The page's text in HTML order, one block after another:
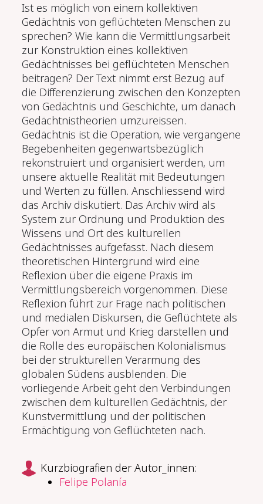
Ist es möglich von einem kollektiven
Gedächtnis von geflüchteten Menschen zu
sprechen? Wie kann die Vermittlungsarbeit
zur Konstruktion eines kollektiven
Gedächtnisses bei geflüchteten Menschen
beitragen? Der Text nimmt erst Bezug auf
die Differenzierung zwischen den Konzepten
von Gedächtnis und Geschichte, um danach
Gedächtnistheorien umzureissen.
Gedächtnis ist die Operation, wie vergangene
Begebenheiten gegenwartsbezüglich
rekonstruiert und organisiert werden, um
unsere aktuelle Realität mit Bedeutungen
und Werten zu füllen. Anschliessend wird
das Archiv diskutiert. Das Archiv wird als
System zur Ordnung und Produktion des
Wissens und Ort des kulturellen
Gedächtnisses aufgefasst. Nach diesem
theoretischen Hintergrund wird eine
Reflexion über die eigene Praxis im
Vermittlungsbereich vorgenommen. Diese
Reflexion führt zur Frage nach politischen
und medialen Diskursen, die Geflüchtete als
Opfer von Armut und Krieg darstellen und
die Rolle des europäischen Kolonialismus
bei der strukturellen Verarmung des
globalen Südens ausblenden. Die
vorliegende Arbeit geht den Verbindungen
zwischen dem kulturellen Gedächtnis, der
Kunstvermittlung und der politischen
Ermächtigung von Geflüchteten nach.
Kurzbiografien der Autor_innen:
Felipe Polanía